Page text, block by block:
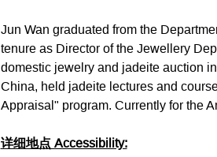
​​Jun Wan graduated from the
tenure as Director of the Jewellery
domestic jewelry and jadeite auction
China, held jadeite lectures and
Appraisal" program. Currently for the
详细地点 Accessibility: